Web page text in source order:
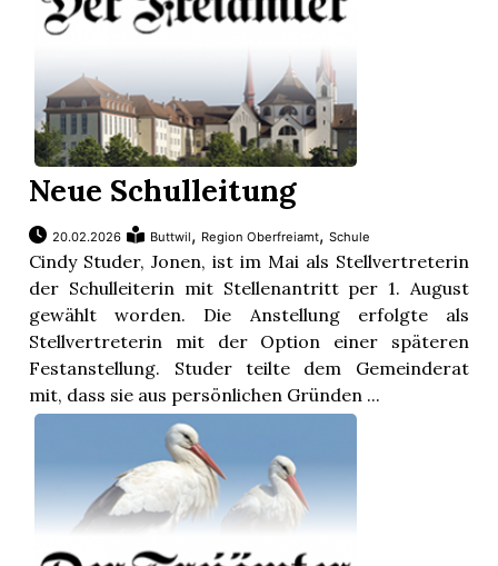
Neue Schulleitung
20.02.2026 Buttwil, Region Oberfreiamt,Schule
Cindy Studer, Jonen, ist im Mai als Stellvertreterin
der Schulleiterin mit Stellenantritt per 1. August
gewählt worden. Die Anstellung erfolgte als
Stellvertreterin mit der Option einer späteren
Festanstellung. Studer teilte dem Gemeinderat
mit, dass sie aus persönlichen Gründen ...